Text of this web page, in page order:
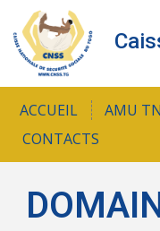
ACCUEIL AMU
CONTACTS